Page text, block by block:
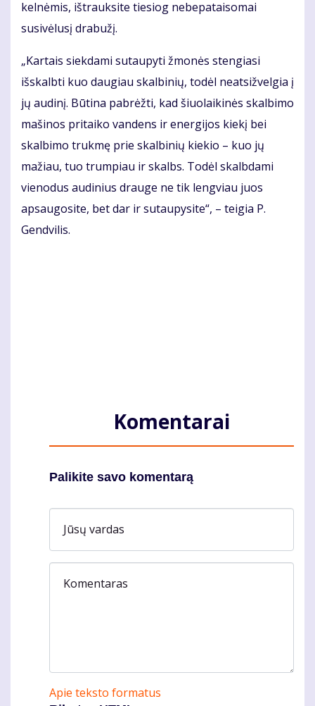
kelnėmis, ištrauksite tiesiog nebepataisomai
susivėlusį drabužį.
„Kartais siekdami sutaupyti žmonės stengiasi
išskalbti kuo daugiau skalbinių, todėl neatsižvelgia į
jų audinį. Būtina pabrėžti, kad šiuolaikinės skalbimo
mašinos pritaiko vandens ir energijos kiekį bei
skalbimo trukmę prie skalbinių kiekio – kuo jų
mažiau, tuo trumpiau ir skalbs. Todėl skalbdami
vienodus audinius drauge ne tik lengviau juos
apsaugosite, bet dar ir sutaupysite“, – teigia P.
Gendvilis.
Komentarai
Palikite savo komentarą
Jūsų vardas
Komentaras
Apie teksto formatus